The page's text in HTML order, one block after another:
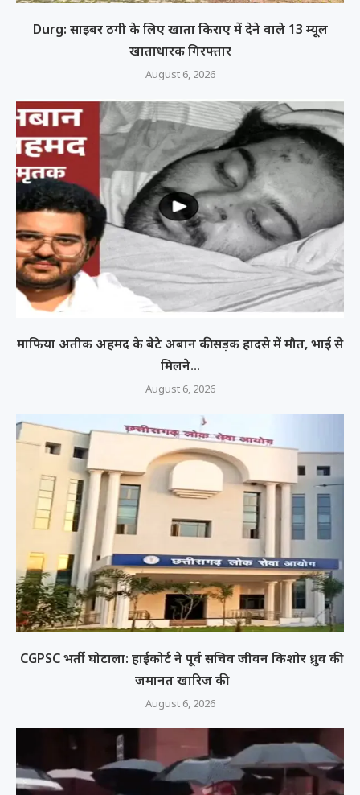
Durg: साइबर ठगी के लिए खाता किराए में देने वाले 13 म्यूल
खाताधारक गिरफ्तार
August 6, 2026
माफिया अतीक अहमद के बेटे अबान की सड़क हादसे में मौत, भाई से
मिलने...
August 6, 2026
CGPSC भर्ती घोटाला: हाईकोर्ट ने पूर्व सचिव जीवन किशोर ध्रुव की
जमानत खारिज की
August 6, 2026